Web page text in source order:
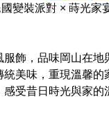
國變裝派對 × 蒔光家
服飾，品味岡山在地
美味，重現溫馨的
感受昔日時光與家的